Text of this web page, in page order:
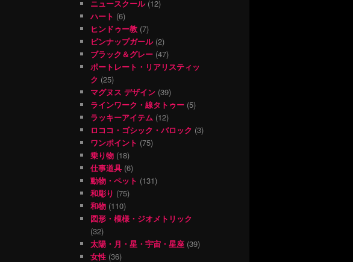
ニュースクール(12)
ハート (6)
ヒンドゥー教 (7)
ピンナップガール(2)
ブラック＆グレー (47)
ポートレート・リアリスティッ
ク (25)
マグヌス デザイン (39)
ラインワーク・線タトゥー (5)
ラッキーアイテム (12)
ロココ・ゴシック・バロック (3)
ワンポイント (75)
乗り物 (18)
仕事道具 (6)
動物・ペット (131)
和彫り (75)
和物 (110)
図形・模様・ジオメトリック
(32)
太陽・月・星・宇宙・星座 (39)
女性 (36)